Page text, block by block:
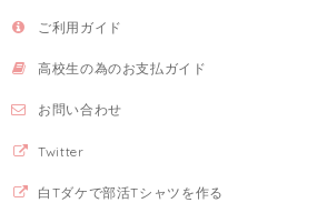
ご利用ガイド
高校生の為のお支払ガイド
お問い合わせ
Twitter
白Tダケで部活Tシャツを作る